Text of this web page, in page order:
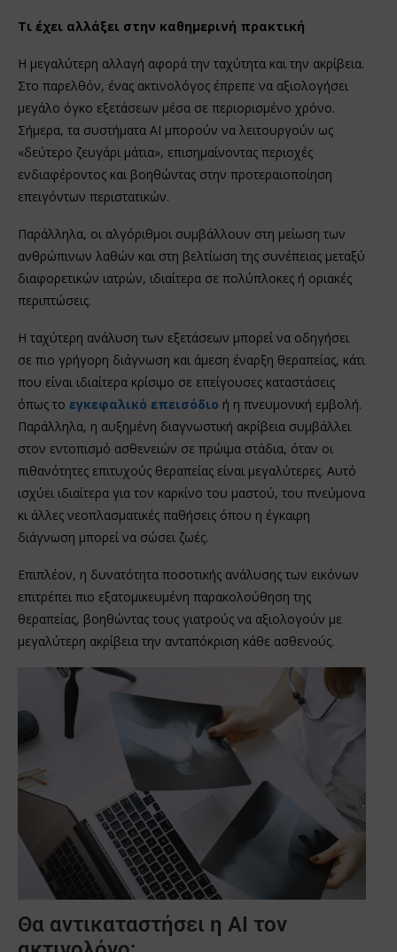
Τι έχει αλλάξει στην καθημερινή πρακτική
Η μεγαλύτερη αλλαγή αφορά την ταχύτητα και την ακρίβεια.
Στο παρελθόν, ένας ακτινολόγος έπρεπε να αξιολογήσει
μεγάλο όγκο εξετάσεων μέσα σε περιορισμένο χρόνο.
Σήμερα, τα συστήματα AI μπορούν να λειτουργούν ως
«δεύτερο ζευγάρι μάτια», επισημαίνοντας περιοχές
ενδιαφέροντος και βοηθώντας στην προτεραιοποίηση
επειγόντων περιστατικών.
Παράλληλα, οι αλγόριθμοι συμβάλλουν στη μείωση των
ανθρώπινων λαθών και στη βελτίωση της συνέπειας μεταξύ
διαφορετικών ιατρών, ιδιαίτερα σε πολύπλοκες ή οριακές
περιπτώσεις.
Η ταχύτερη ανάλυση των εξετάσεων μπορεί να οδηγήσει
σε πιο γρήγορη διάγνωση και άμεση έναρξη θεραπείας, κάτι
που είναι ιδιαίτερα κρίσιμο σε επείγουσες καταστάσεις
όπως το εγκεφαλικό επεισόδιο ή η πνευμονική εμβολή.
Παράλληλα, η αυξημένη διαγνωστική ακρίβεια συμβάλλει
στον εντοπισμό ασθενειών σε πρώιμα στάδια, όταν οι
πιθανότητες επιτυχούς θεραπείας είναι μεγαλύτερες. Αυτό
ισχύει ιδιαίτερα για τον καρκίνο του μαστού, του πνεύμονα
κι άλλες νεοπλασματικές παθήσεις όπου η έγκαιρη
διάγνωση μπορεί να σώσει ζωές.
Επιπλέον, η δυνατότητα ποσοτικής ανάλυσης των εικόνων
επιτρέπει πιο εξατομικευμένη παρακολούθηση της
θεραπείας, βοηθώντας τους γιατρούς να αξιολογούν με
μεγαλύτερη ακρίβεια την ανταπόκριση κάθε ασθενούς.
Θα αντικαταστήσει η AI τον